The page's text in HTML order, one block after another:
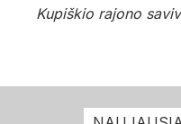
Kupiškio rajono